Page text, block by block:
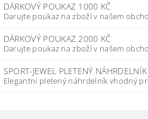
DÁRKOVÝ POUKAZ 1000 KČ
Darujte poukaz na zboží v našem
DÁRKOVÝ POUKAZ 2000 KČ
Darujte poukaz na zboží v našem
SPORT-JEWEL PLETENÝ
Elegantní pletený náhrdelník vhodný